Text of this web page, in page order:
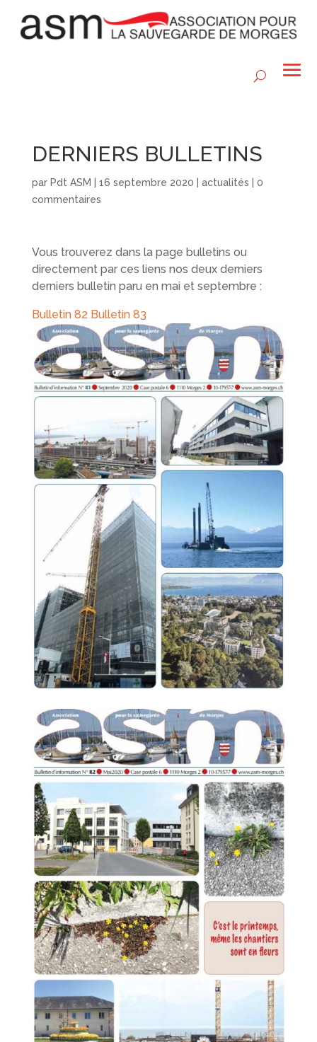
DERNIERS BULLETINS
par Pdt ASM 16 septembre 2020 actualités
0
commentaires
Vous trouverez dans la page bulletins ou
directement par ces liens nos deux derniers
derniers bulletin paru en mai et septembre :
Bulletin 82 Bulletin 83